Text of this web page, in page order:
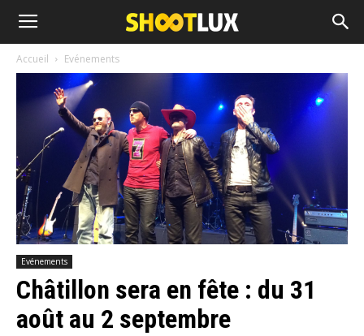
Accueil Evénements
Evénements
Châtillon sera en fête : du 31
août au 2 septembre